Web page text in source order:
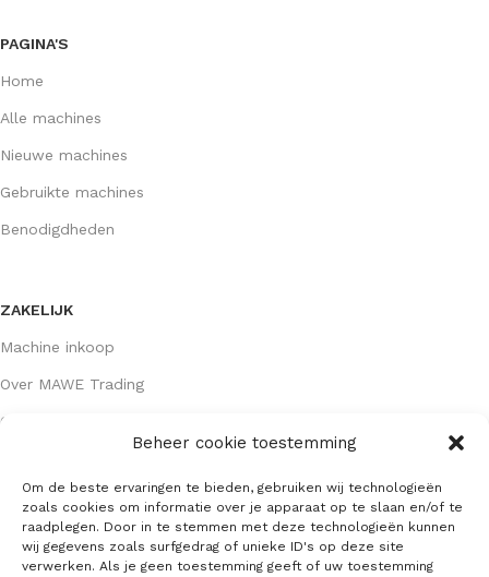
Beheer cookie toestemming
Om de beste ervaringen te bieden, gebruiken wij technologieën
zoals cookies om informatie over je apparaat op te slaan en/of te
raadplegen. Door in te stemmen met deze technologieën kunnen
wij gegevens zoals surfgedrag of unieke ID's op deze site
verwerken. Als je geen toestemming geeft of uw toestemming
PAGINA'S
Home
Alle machines
Nieuwe machines
Gebruikte machines
Benodigdheden
ZAKELIJK
Machine inkoop
Over MAWE Trading
Contact opnemen
GEGEVENS
Algemene voorwaarden